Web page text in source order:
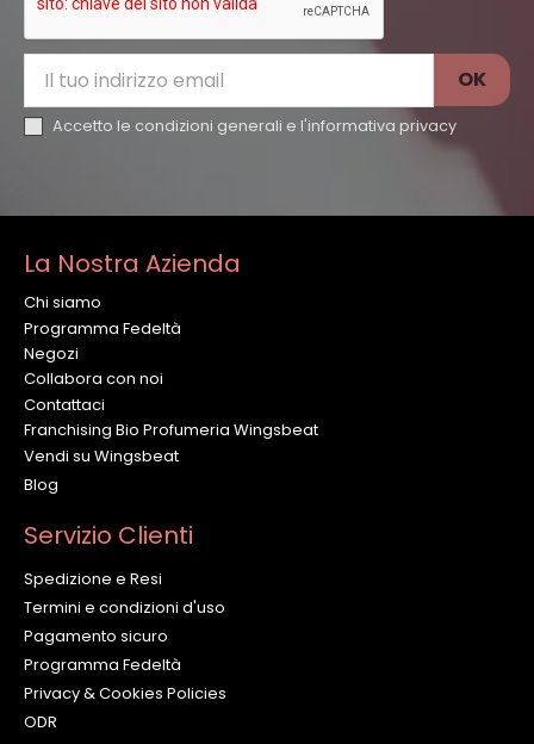
Accetto le condizioni generali e l'informativa privacy
La Nostra Azienda
Chi siamo
Programma Fedeltà
Negozi
Collabora con noi
Contattaci
Franchising Bio Profumeria Wingsbeat
Vendi su Wingsbeat
Blog
Servizio Clienti
Spedizione e Resi
Termini e condizioni d'uso
Pagamento sicuro
Programma Fedeltà
Privacy & Cookies Policies
ODR